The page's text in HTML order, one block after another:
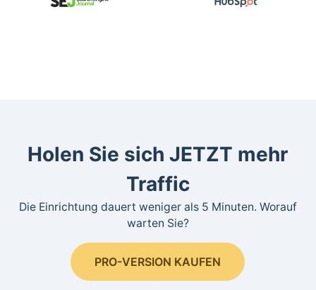
Holen Sie sich JETZT mehr
Traffic
Die Einrichtung dauert weniger als 5 Minuten. Worauf
warten Sie?
PRO-VERSION KAUFEN